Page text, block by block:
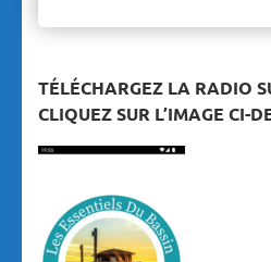
TÉLÉCHARGEZ LA RADIO
CLIQUEZ SUR L’IMAGE CI-